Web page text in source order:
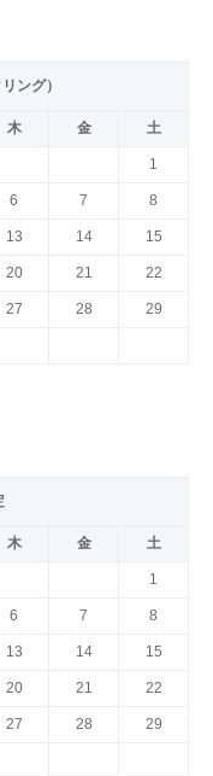
ング）
木 金 土
1
6 7 8
13 14 15
20 21 22
27 28 29
木 金 土
1
6 7 8
13 14 15
20 21 22
27 28 29